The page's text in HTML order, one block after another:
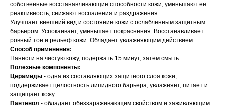
собственные восстанавливающие способности кожи, уменьшают ее
реактивность, снижают воспаления и раздражения.
Улучшает внешний вид и состояние кожи с ослабленным защитным
барьером. Успокаивает, уменьшает покраснения. Восстанавливает
ровный тон и рельеф кожи. Обладает увлажняющим действием.
Способ применения:
Нанести на чистую кожу, подержать 15 минут, затем смыть.
Полезные компоненты:
Церамиды - одна из составляющих защитного слоя кожи,
поддерживает целостность липидного барьера, увлажняет, питает и
защищает кожу
Пантенол - обладает обеззараживающим свойством и заживляющим